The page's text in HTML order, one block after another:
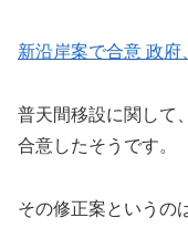
新沿岸案で合意 政府
普天間移設に関して
合意したそうです。
その修正案というの